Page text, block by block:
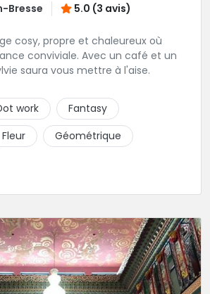
Bresse 5.0 (3 avis)
cosy, propre et chaleureux où
conviviale. Avec un café et un
saura vous mettre à l'aise.
work
Fantasy
Fleur
Géométrique